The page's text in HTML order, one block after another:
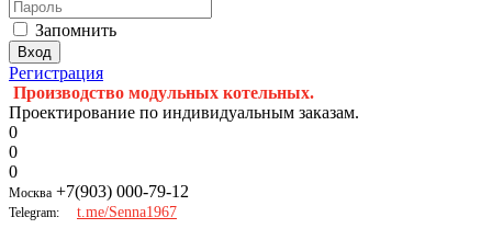
Запомнить
Регистрация
Производство модульных котельных.
Проектирование по индивидуальным заказам.
0
0
0
Москва +7(903) 000-79-12
Telegram: t.me/Senna1967